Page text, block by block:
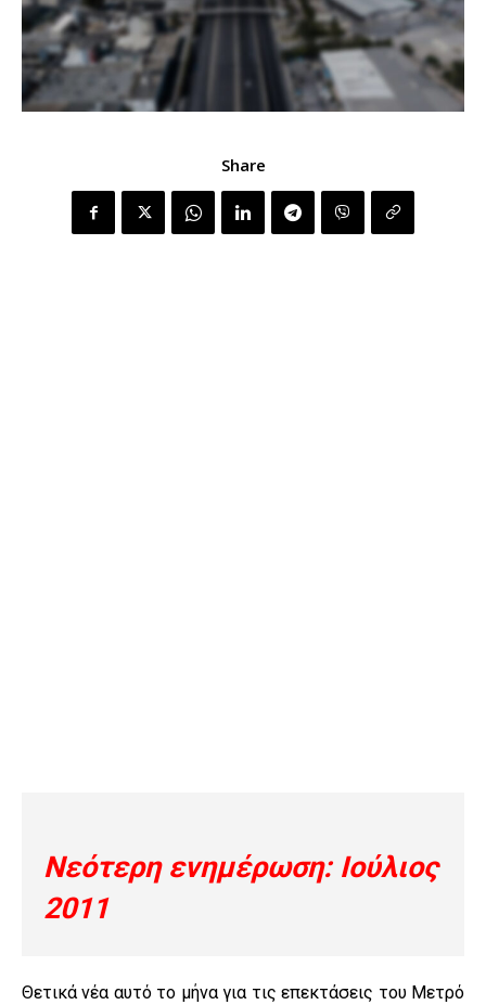
Share
Νεότερη ενημέρωση: Ιούλιος
2011
Θετικά νέα αυτό το μήνα για τις επεκτάσεις του Μετρό